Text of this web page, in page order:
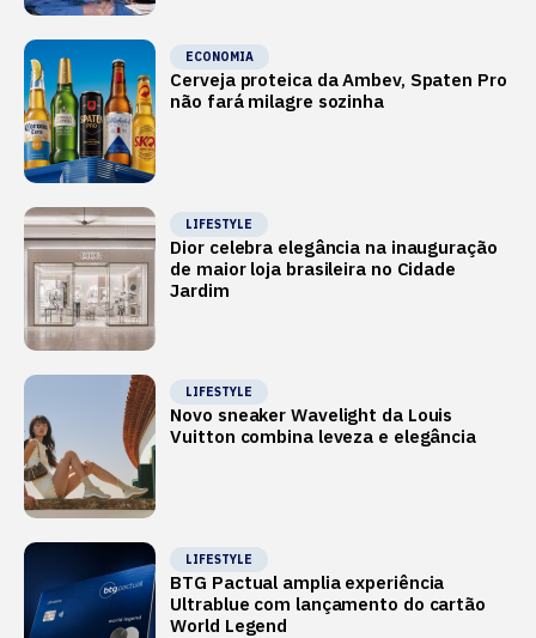
ECONOMIA
Cerveja proteica da Ambev, Spaten Pro
não fará milagre sozinha
LIFESTYLE
Dior celebra elegância na inauguração
de maior loja brasileira no Cidade
Jardim
LIFESTYLE
Novo sneaker Wavelight da Louis
Vuitton combina leveza e elegância
LIFESTYLE
BTG Pactual amplia experiência
Ultrablue com lançamento do cartão
World Legend